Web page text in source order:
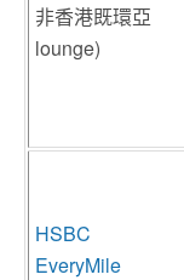
非香港既環亞
lounge)
HSBC
EveryMile